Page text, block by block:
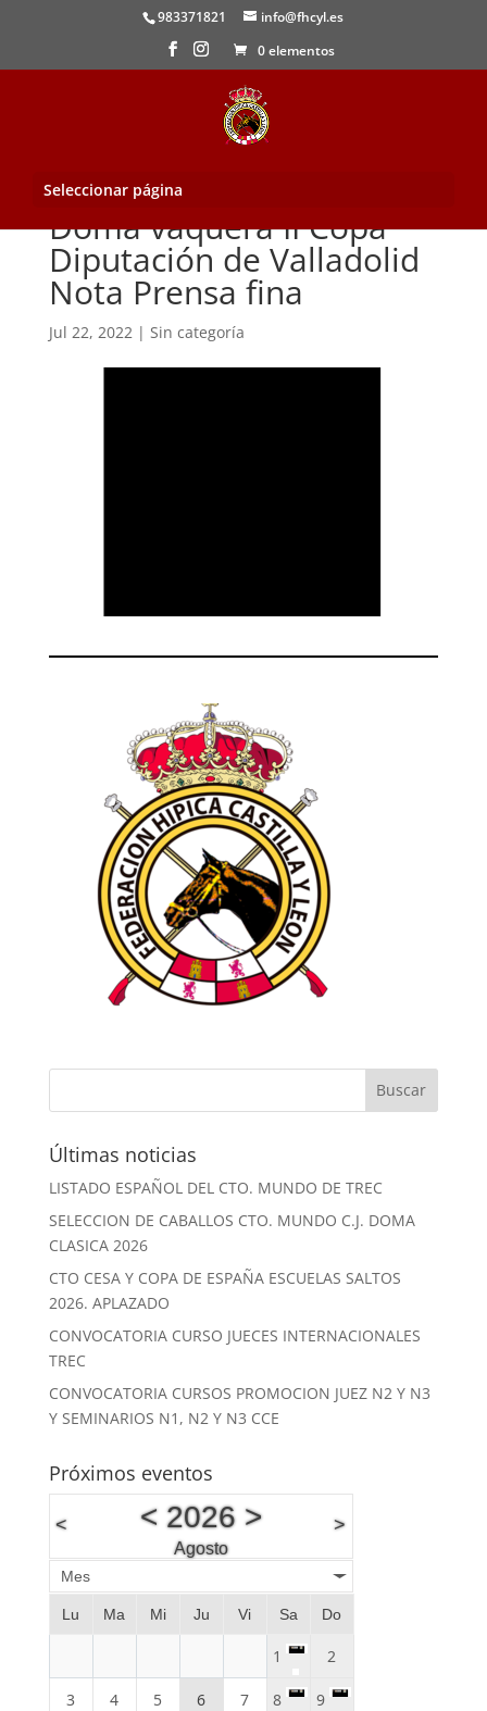
983371821
info@fhcyl.es
0 elementos
Seleccionar página
Doma vaquera II Copa
Diputación de Valladolid
Nota Prensa fina
Jul 22, 2022| Sin categoría
Últimas noticias
LISTADO ESPAÑOL DEL CTO. MUNDO DE TREC
SELECCION DE CABALLOS CTO. MUNDO C.J. DOMA
CLASICA 2026
CTO CESA Y COPA DE ESPAÑA ESCUELAS SALTOS
2026. APLAZADO
CONVOCATORIA CURSO JUECES INTERNACIONALES
TREC
CONVOCATORIA CURSOS PROMOCION JUEZ N2 Y N3
Y SEMINARIOS N1, N2 Y N3 CCE
Próximos eventos
< < 2026>
Agosto
>
Mes
Lu Ma Mi Ju Vi Sa Do
1 2
3 4 5 6 7 8 9